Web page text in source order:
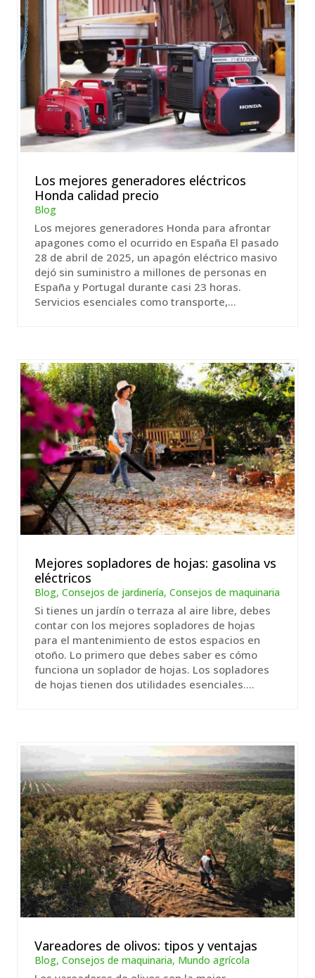
Los mejores generadores eléctricos
Honda calidad precio
Blog
Los mejores generadores Honda para afrontar
apagones como el ocurrido en España El pasado
28 de abril de 2025, un apagón eléctrico masivo
dejó sin suministro a millones de personas en
España y Portugal durante casi 23 horas.
Servicios esenciales como transporte,...
Mejores sopladores de hojas: gasolina vs
eléctricos
Blog, Consejos de jardinería, Consejos de maquinaria
Si tienes un jardín o terraza al aire libre, debes
contar con los mejores sopladores de hojas
para el mantenimiento de estos espacios en
otoño. Lo primero que debes saber es cómo
funciona un soplador de hojas. Los sopladores
de hojas tienen dos utilidades esenciales....
Vareadores de olivos: tipos y ventajas
Blog, Consejos de maquinaria, Mundo agrícola